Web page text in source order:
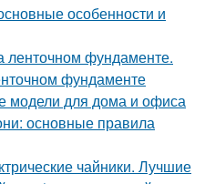
особенности и
ленточном фундаменте.
фундаменте
модели для дома и офиса
основные правила
чайники. Лучшие